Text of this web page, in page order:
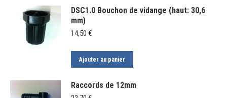
DSC1.0 Bouchon de vidange (haut: 30,6
mm)
14,50 €
Ajouter au panier
Raccords de 12mm